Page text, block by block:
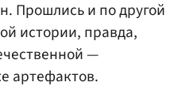
Прошлись и по другой
истории, правда,
—
артефактов.